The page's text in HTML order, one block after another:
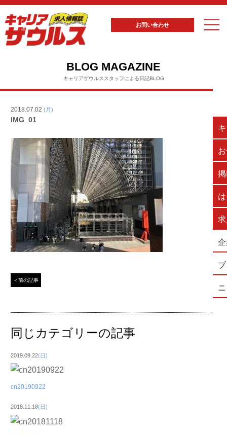
お問い合わせ
BLOG MAGAZINE
キャリアザウルススタッフによる日記BLOG
2018.07.02 (月)
IMG_01
＜前の記事
同じカテゴリーの記事
2019.09.22(日)
cn20190922
2018.11.18(日)